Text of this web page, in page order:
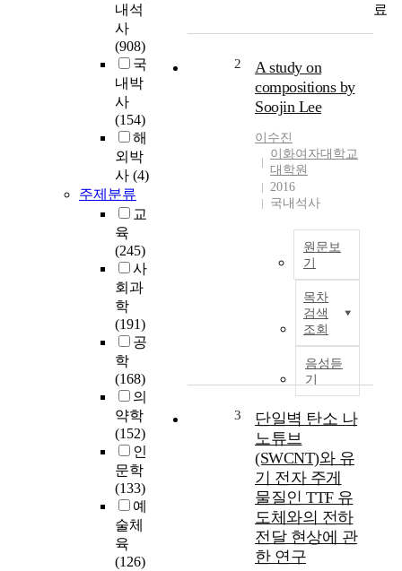
내석
사
(908)
국
내박
사
(154)
해
외박
사 (4)
주제분류
교
육
(245)
사
회과
학
(191)
공
학
(168)
의
약학
(152)
인
문학
(133)
예
술체
육
(126)
과
2
A study on
compositions by
Soojin Lee
이수진
이화여자대학교
대학원
2016
국내석사
원문보
기
목차
검색
조회
음성듣
기
3
단일벽 탄소 나
노튜브
(SWCNT)와 유
기 전자 주게
물질인 TTF 유
도체와의 전하
전달 현상에 관
한 연구
료